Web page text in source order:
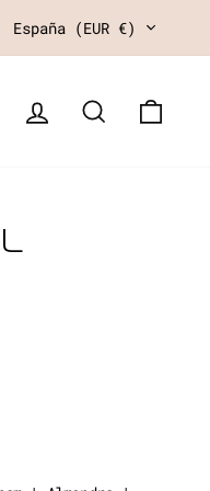
Moneda
España (EUR €)
IngresarBuscar